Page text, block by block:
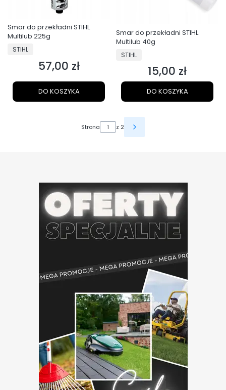
Smar do przekładni STIHL
Multilub 225g
PRODUCENT
STIHL
Cena
57,00 zł
DO KOSZYKA
Smar do przekładni STIHL
Multilub 40g
PRODUCENT
STIHL
Cena
15,00 zł
DO KOSZYKA
Strona z 2